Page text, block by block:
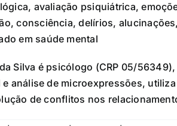
avaliação psiquiátrica,
consciência, delírios,
em saúde mental
Silva é psicólogo (CRP 05/
e análise de microexpressões,
de conflitos nos